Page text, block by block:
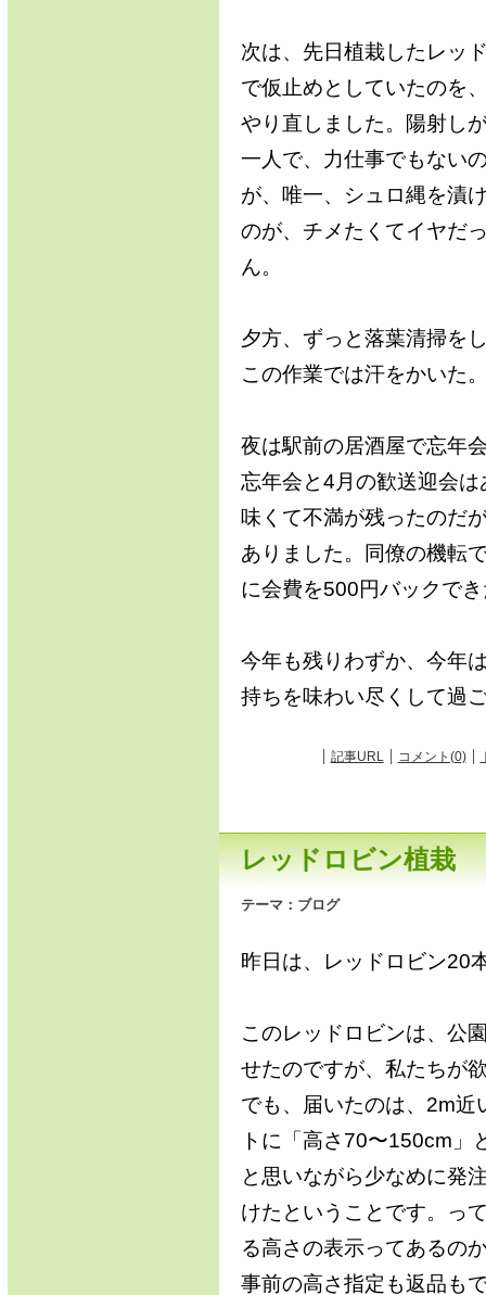
次は、先日植栽したレッ
で仮止めとしていたのを
やり直しました。陽射し
一人で、力仕事でもない
が、唯一、シュロ縄を漬
のが、チメたくてイヤだ
ん。
夕方、ずっと落葉清掃を
この作業では汗をかいた
夜は駅前の居酒屋で忘年
忘年会と4月の歓送迎会
味くて不満が残ったのだ
ありました。同僚の機転
に会費を500円バックで
今年も残りわずか、今年
持ちを味わい尽くして過
記事URL コメント(0)
レッドロビン植栽
テーマ： ブログ
昨日は、レッドロビン20
このレッドロビンは、公
せたのですが、私たちが
でも、届いたのは、2m近
トに「高さ70〜150cm」
と思いながら少なめに発
けたということです。っ
る高さの表示ってあるの
事前の高さ指定も返品も